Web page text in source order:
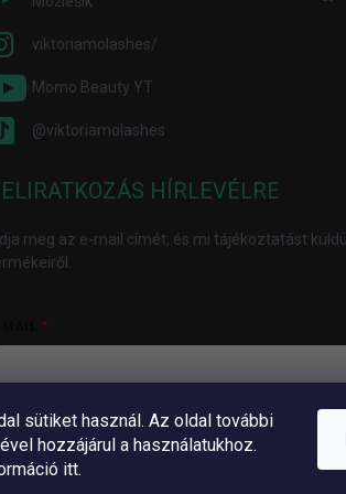
sütiket használ. Az oldal további
hozzájárul a használatukhoz.
itt.
viktoriamolashes/
Momo Beauty YT
@viktoriamolashes
HÍRLEVÉLRE
meg az e-mail címét, és mi tájékoztatást
podmienkami
Feliratkozás